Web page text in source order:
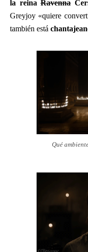
la reina Ravenna
Greyjoy «quiere
también está
Qué